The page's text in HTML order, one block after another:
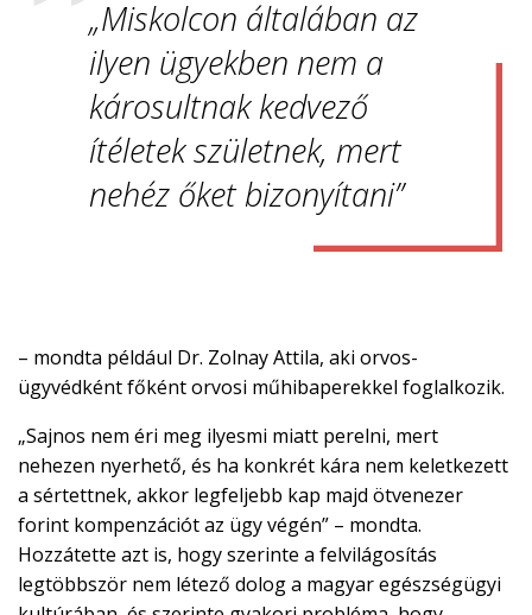
„Miskolcon általában az
ilyen ügyekben nem a
károsultnak kedvező
ítéletek születnek, mert
nehéz őket bizonyítani”
– mondta például Dr. Zolnay Attila, aki orvos-
ügyvédként főként orvosi műhibaperekkel foglalkozik.
„Sajnos nem éri meg ilyesmi miatt perelni, mert
nehezen nyerhető, és ha konkrét kára nem keletkezett
a sértettnek, akkor legfeljebb kap majd ötvenezer
forint kompenzációt az ügy végén” – mondta.
Hozzátette azt is, hogy szerinte a felvilágosítás
legtöbbször nem létező dolog a magyar egészségügyi